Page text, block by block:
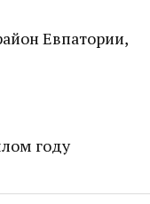
Евпатории,
году